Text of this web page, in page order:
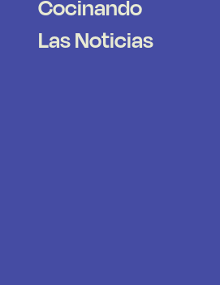
Cocinando
Las Noticias